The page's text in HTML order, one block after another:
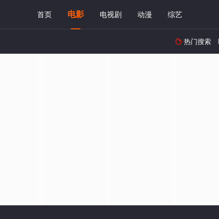
首页 电影 电视剧 动漫 综艺
 热门搜索